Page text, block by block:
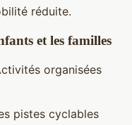
réduite.
et les familles
organisées
pistes cyclables